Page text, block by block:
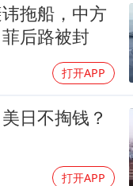
拖船，中方
后路被封
打开APP
日不掏钱？
打开APP